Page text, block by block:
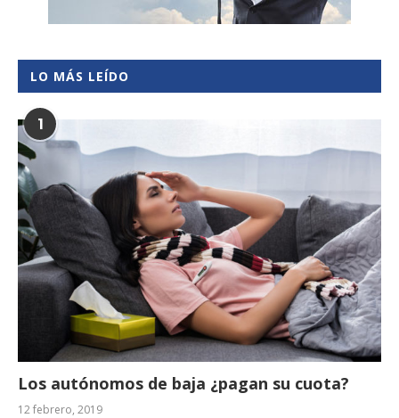
LO MÁS LEÍDO
1
Los autónomos de baja ¿pagan su cuota?
12 febrero, 2019